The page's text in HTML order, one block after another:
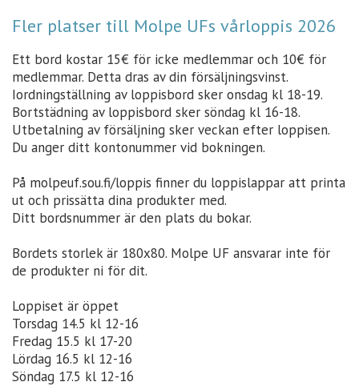
Fler platser till Molpe UFs vårloppis 2026
Ett bord kostar 15€ för icke medlemmar och 10€ för
medlemmar. Detta dras av din försäljningsvinst.
Iordningställning av loppisbord sker onsdag kl 18-19.
Bortstädning av loppisbord sker söndag kl 16-18.
Utbetalning av försäljning sker veckan efter loppisen.
Du anger ditt kontonummer vid bokningen.
På molpeuf.sou.fi/loppis finner du loppislappar att printa
ut och prissätta dina produkter med.
Ditt bordsnummer är den plats du bokar.
Bordets storlek är 180x80. Molpe UF ansvarar inte för
de produkter ni för dit.
Loppiset är öppet
Torsdag 14.5 kl 12-16
Fredag 15.5 kl 17-20
Lördag 16.5 kl 12-16
Söndag 17.5 kl 12-16